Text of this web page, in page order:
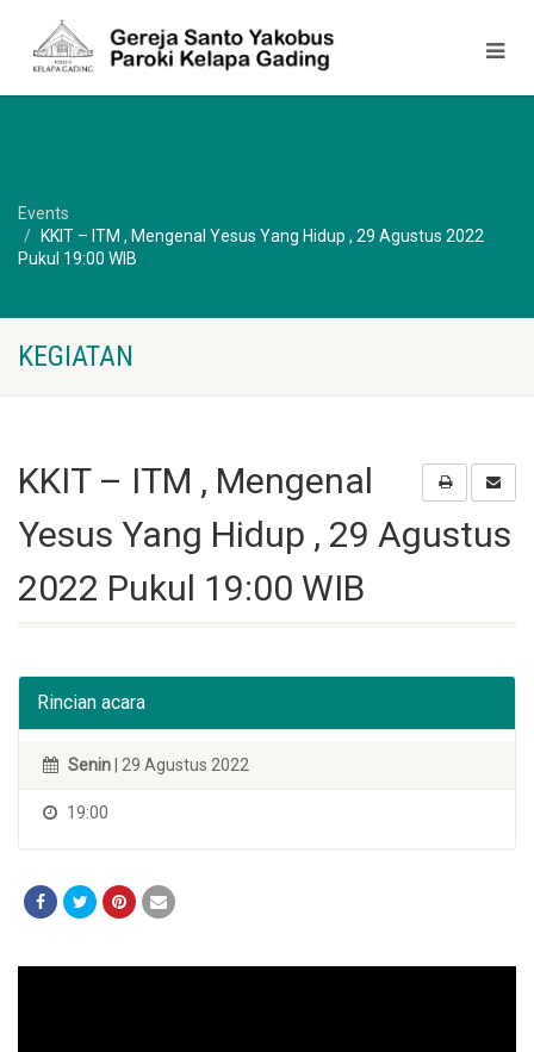
Events
KKIT – ITM , Mengenal Yesus Yang Hidup , 29 Agustus 2022
Pukul 19:00 WIB
KEGIATAN
KKIT – ITM , Mengenal
Yesus Yang Hidup , 29 Agustus
2022 Pukul 19:00 WIB
Rincian acara
Senin | 29 Agustus 2022
19:00